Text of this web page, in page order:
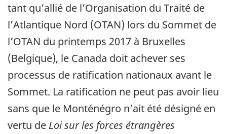
tant qu’allié de l’Organisation du Traité de
l’Atlantique Nord (OTAN) lors du Sommet de
l’OTAN du printemps 2017 à Bruxelles
(Belgique), le Canada doit achever ses
processus de ratification nationaux avant le
Sommet. La ratification ne peut pas avoir lieu
sans que le Monténégro n’ait été désigné en
vertu de Loi sur les forces étrangères